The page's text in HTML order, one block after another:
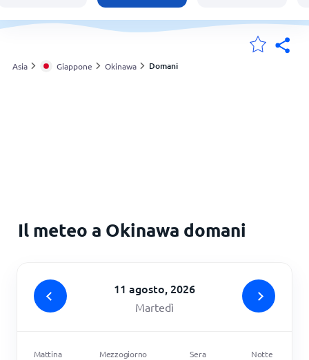
Italia
Svizzera
Asia Giappone Okinawa Domani
Il meteo a Okinawa domani
11 agosto, 2026
Martedì
Mattina Mezzogiorno Sera Notte